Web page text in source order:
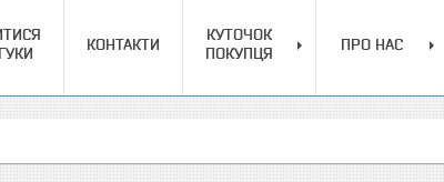
КОНТАКТИ
КУТОЧОК
ПОКУПЦЯ
ПРО НАС